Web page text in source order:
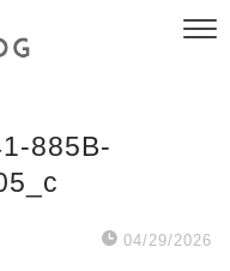
885B-
04/29/2026